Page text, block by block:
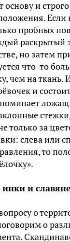
основу и
Если
пробных
раскрытый
но затем
что-то
чем на ткань.
и
только за
слева или
то
и славяне
о
о